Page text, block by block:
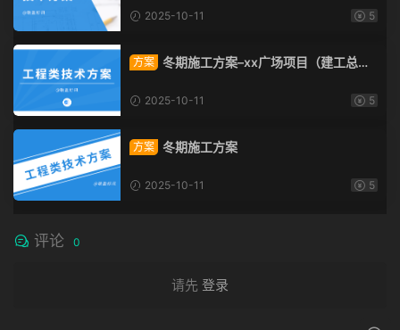
2025-10-11 5
方案 冬期施工方案–xx广场项目（建工总承
2025-10-11 5
方案 冬期施工方案
2025-10-11 5
评论 0
请先 登录